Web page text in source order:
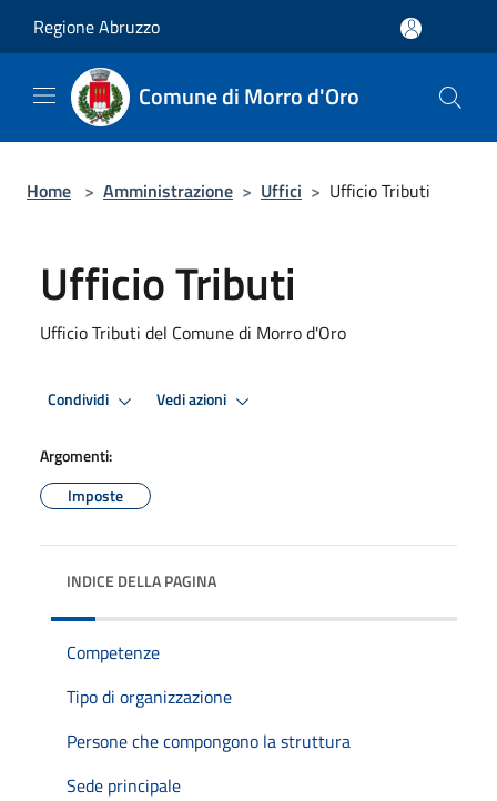
Regione Abruzzo
Comune di Morro d'Oro
Home > Amministrazione > Uffici > Ufficio Tributi
Ufficio Tributi
Ufficio Tributi del Comune di Morro d'Oro
Condividi Vedi azioni
Argomenti:
Imposte
INDICE DELLA PAGINA
Competenze
Tipo di organizzazione
Persone che compongono la struttura
Sede principale